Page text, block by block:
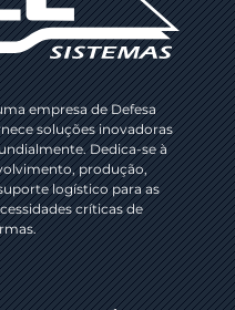
empresa de Defesa
soluções inovadoras
Dedica-se à
produção,
logístico para as
críticas de